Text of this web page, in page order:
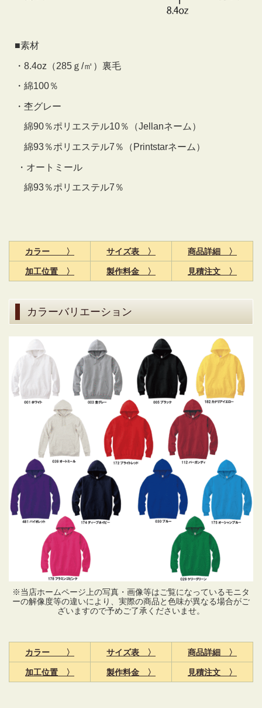
■素材
・8.4oz （285ｇ/㎡） 裏毛
・綿100％
・杢グレー
綿90％ポリエステル10％（Jellanネーム）
綿93％ポリエステル7％（Printstarネーム）
・オートミール
綿93％ポリエステル7％
カラー 〉 サイズ表 〉 商品詳細 〉
加工位置 〉 製作料金 〉 見積注文 〉
カラーバリエーション
※当店ホームページ上の写真・画像等はご覧になっているモニタ
ーの解像度等の違いにより、実際の商品と色味が異なる場合がご
ざいますので予めご了承くださいませ。
カラー 〉 サイズ表 〉 商品詳細 〉
加工位置 〉 製作料金 〉 見積注文 〉